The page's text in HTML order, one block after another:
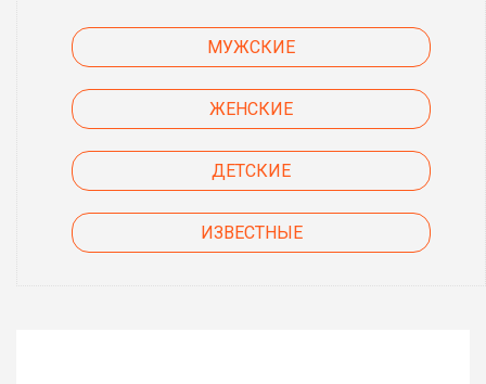
МУЖСКИЕ
ЖЕНСКИЕ
ДЕТСКИЕ
ИЗВЕСТНЫЕ